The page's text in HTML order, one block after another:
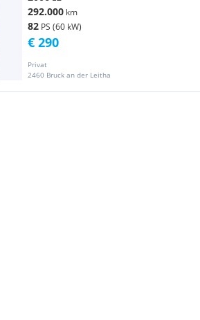
292.000 km
82 PS (60 kW)
Privat
2460 Bruck an der Leitha
€ 290